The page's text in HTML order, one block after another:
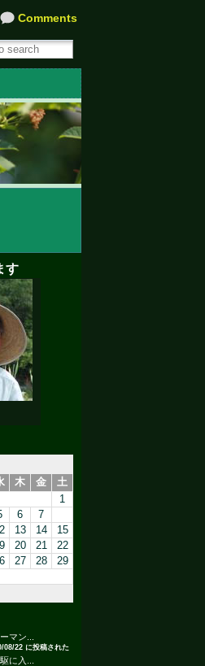
Comments
す
木 金 土
1
6 7
13 14
15
20 21
22
27 28
29
マン...
08/22 に投稿された
に入...